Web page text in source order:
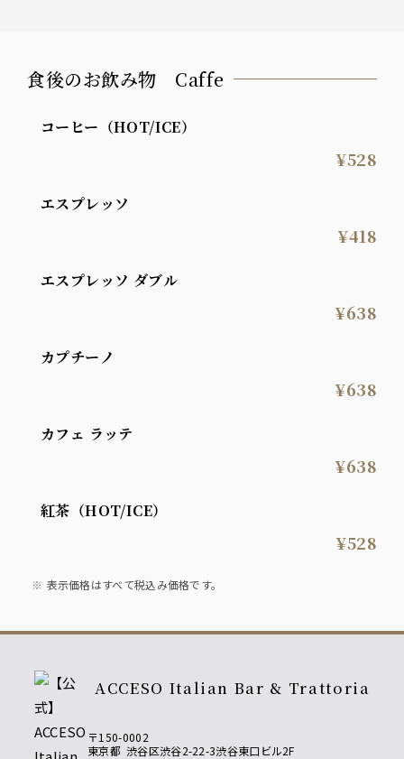
食後のお飲み物 Caffe
コーヒー（HOT/ICE）
¥528
エスプレッソ
¥418
エスプレッソ ダブル
¥638
カプチーノ
¥638
カフェ ラッテ
¥638
紅茶（HOT/ICE）
¥528
表示価格はすべて税込み価格です。
ACCESO Italian Bar & Trattoria
〒150-0002
東京都 渋谷区渋谷2-22-3渋谷東口ビル2F